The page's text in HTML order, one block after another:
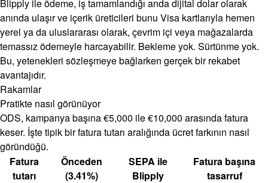
Blipply ile ödeme, iş tamamlandığı anda dijital dolar olarak
anında ulaşır ve içerik üreticileri bunu Visa kartlarıyla hemen
yerel ya da uluslararası olarak, çevrim içi veya mağazalarda
temassız ödemeyle harcayabilir. Bekleme yok. Sürtünme yok.
Bu, yetenekleri sözleşmeye bağlarken gerçek bir rekabet
avantajıdır.
Rakamlar
Pratikte nasıl görünüyor
ODS, kampanya başına €5,000 ile €10,000 arasında fatura
keser. İşte tipik bir fatura tutarı aralığında ücret farkının nasıl
göründüğü.
Fatura
tutarı
Önceden
(3.41%)
SEPA ile
Blipply
Fatura başına
tasarruf